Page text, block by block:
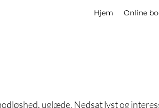
Hjem Online
uglæde. Nedsat lyst og